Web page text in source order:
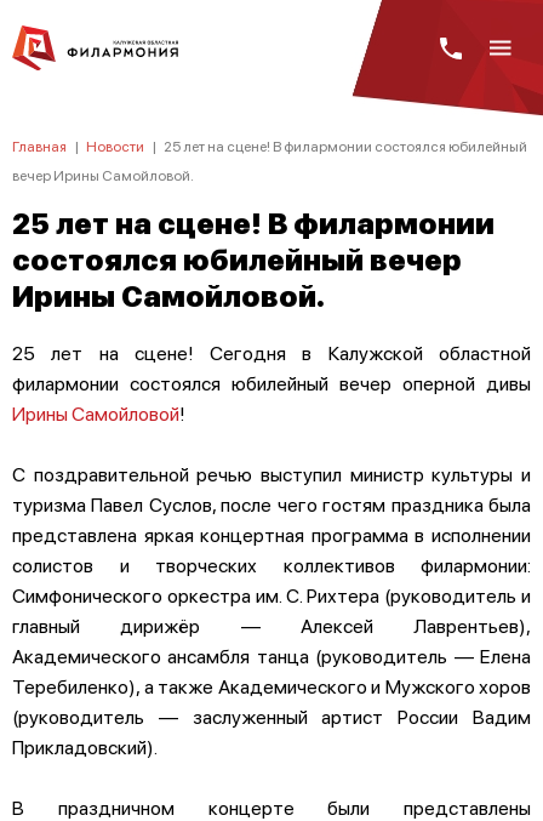
Главная | Новости | 25 лет на сцене! В филармонии состоялся юбилейный
вечер Ирины Самойловой.
25 лет на сцене! В филармонии
состоялся юбилейный вечер
Ирины Самойловой.
25 лет на сцене! Сегодня в Калужской областной
филармонии состоялся юбилейный вечер оперной дивы
Ирины Самойловой!
С поздравительной речью выступил министр культуры и
туризма Павел Суслов, после чего гостям праздника была
представлена яркая концертная программа в исполнении
солистов и творческих коллективов филармонии:
Симфонического оркестра им. С. Рихтера (руководитель и
главный дирижёр — Алексей Лаврентьев),
Академического ансамбля танца (руководитель — Елена
Теребиленко), а также Академического и Мужского хоров
(руководитель — заслуженный артист России Вадим
Прикладовский).
В праздничном концерте были представлены